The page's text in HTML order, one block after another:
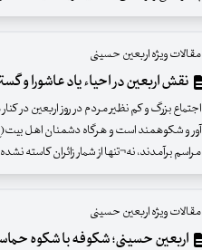
مقالات ویژه اربعین حسینی
نقش اربعین در احیاء یاد عاشورا
اجتماع بزرگ و کم نظیر مردم در روز اربعین
آور و شکوهمند است و هرگاه دشمنان اهل
مراسم برآمدند، نه¬تنها از شمار زائران کاسته
مقالات ویژه اربعین حسینی
اربعین حسینی؛ شکوفه با شکوه